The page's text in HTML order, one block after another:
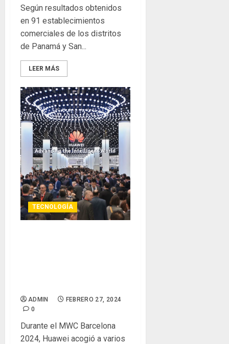
Según resultados obtenidos
en 91 establecimientos
comerciales de los distritos
de Panamá y San...
LEER MÁS
TECNOLOGÍA
ADMIN
FEBRERO 27, 2024
0
Durante el MWC Barcelona
2024, Huawei acogió a varios